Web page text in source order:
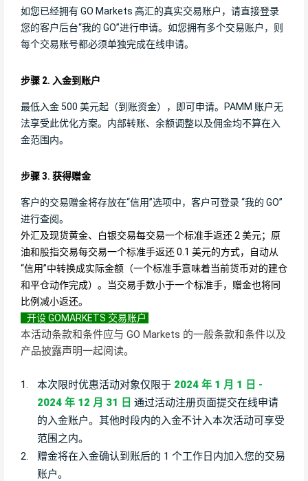
如您已经拥有 GO Markets 高汇的真实交易账户，请直接登录
您的客户后台“我的 GO”进行申请。如您拥有多个交易账户，则
每个交易账号都必须单独完成在线申请。
步骤 2. 入金到账户
最低入金 500 美元起（到账资金），即可申请。PAMM 账户无
法享受此优化方案。内部转账、余额调整以及佣金均不算在入
金范围内。
步骤 3. 获得赠金
客户的交易赠金将存放在“信用”选项中，客户可登录 “我的 GO”
进行查阅。
外汇及现货黄金、白银交易每交易一个标准手返还 2 美元；原
油和股指交易每交易一个标准手返还 0.1 美元的方式，自动从
“信用”中转换成实际金额（一个标准手意味着当前货币对的建仓
和平仓动作完成）。当交易手数小于一个标准手，赠金也将同
比例减小返还。
开设 GOMARKETS 交易账户
本活动条款和条件应与 GO Markets 的一般条款和条件以及
产品披露声明一起阅读。
1. 本次限时优惠活动对象仅限于 2024 年 1 月 1 日 -
2024 年 12 月 31 日 通过活动注册页面提交在线申请
的入金账户。其他时段内的入金不计入本次活动可享受
范围之内。
2.
赠金将在入金确认到账后的 1 个工作日内加入您的交易
账户。